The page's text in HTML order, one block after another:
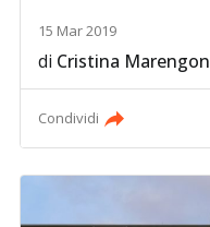
15 Mar 2019
di Cristina Marengon
Condividi